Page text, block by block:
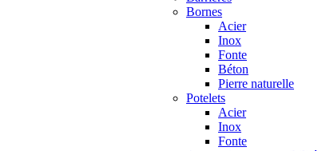
Bornes
Acier
Inox
Fonte
Béton
Pierre naturelle
Potelets
Acier
Inox
Fonte